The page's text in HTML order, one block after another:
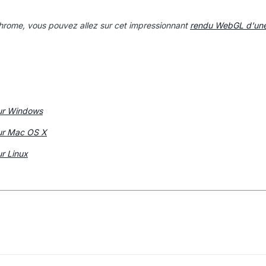
vous pouvez allez sur cet impressionnant rendu WebGL
Windows
Mac OS X
Linux